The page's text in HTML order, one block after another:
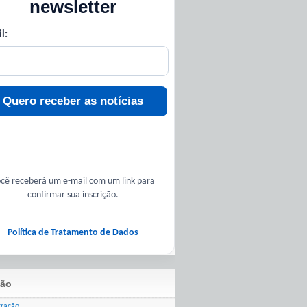
newsletter
Quero receber as notícias
receberá um e-mail com um link para
confirmar sua inscrição.
Política de Tratamento de Dados